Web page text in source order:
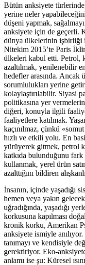
Bütün anksiyete
yerine neler
düşeni yapmak,
anksiyete için de geçerli.
dünya ülkelerinin işbirliği
Nitekim 2015’te Paris
ülkeleri kabul etti. Petrol,
azaltılmak, yenilenebilir
hedefler arasında. Ancak
sorumlulukları yerine
kolaylaştırılabilir. Siyasi
politikasına yer
diğeri, konuyla ilgili
faaliyetlere katılmak.
kaçınılmaz, çünkü
hızlı ve etkili yolu. En
yürüyerek gitmek, petrol
katkıda bulunduğunu
kullanmak, yerel ürün
azalttığını bildiren
İnsanın, içinde yaşadığı
hemen veya yakın
uğradığında, yaşadığı
korkusuna kapılması
kronik korku, Amerikan
anksiyete ismiyle
tanımayı ve kendisiyle
gerektiriyor. Eko-
anlamı ise şu: Küresel